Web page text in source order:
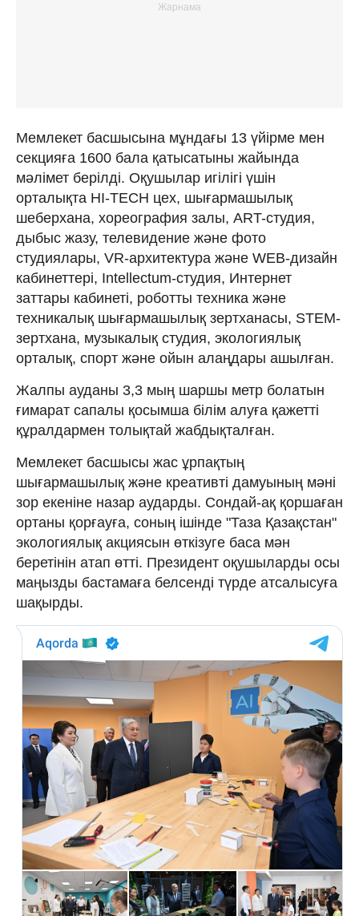
Мемлекет басшысына мұндағы 13 үйірме мен
секцияға 1600 бала қатысатыны жайында
мәлімет берілді. Оқушылар игілігі үшін
орталықта HI-TECH цех, шығармашылық
шеберхана, хореография залы, ART-студия,
дыбыс жазу, телевидение және фото
студиялары, VR-архитектура және WEB-дизайн
кабинеттері, Intellectum-студия, Интернет
заттары кабинеті, роботты техника және
техникалық шығармашылық зертханасы, STEM-
зертхана, музыкалық студия, экологиялық
орталық, спорт және ойын алаңдары ашылған.
Жалпы ауданы 3,3 мың шаршы метр болатын
ғимарат сапалы қосымша білім алуға қажетті
құралдармен толықтай жабдықталған.
Мемлекет басшысы жас ұрпақтың
шығармашылық және креативті дамуының мәні
зор екеніне назар аударды. Сондай-ақ қоршаған
ортаны қорғауға, соның ішінде "Таза Қазақстан"
экологиялық акциясын өткізуге баса мән
беретінін атап өтті. Президент оқушыларды осы
маңызды бастамаға белсенді түрде атсалысуға
шақырды.